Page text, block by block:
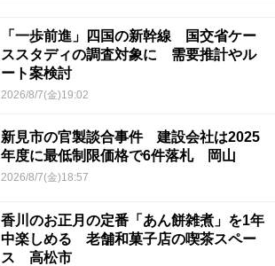
「一歩前進」四国の新幹線 国交省ケー
ススタディの調査対象に 需要推計やル
ート案検討
2026/8/7(金)19:02
新見市の官製談合事件 建設会社は2025
年度に最低制限価格で6件落札 岡山
2026/8/7(金)18:57
香川のお正月の定番「あん餅雑煮」を1年
中楽しめる 老舗和菓子店の喫茶スペー
ス 高松市